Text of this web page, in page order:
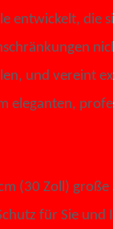
entwickelt, die
und vereint
eleganten,
(30 Zoll) große
für Sie und